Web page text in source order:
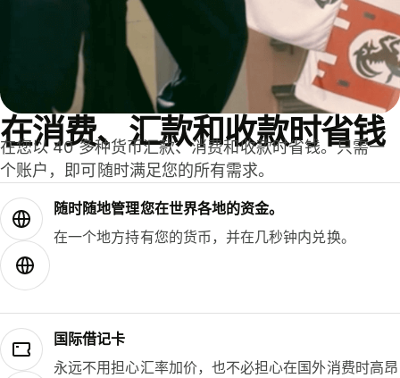
在消费、汇款和收款时省钱
在您以 40 多种货币汇款、消费和收款时省钱。只需一
个账户，即可随时满足您的所有需求。
随时随地管理您在世界各地的资金。
在一个地方持有您的货币，并在几秒钟内兑换。
国际借记卡
永远不用担心汇率加价，也不必担心在国外消费时高昂